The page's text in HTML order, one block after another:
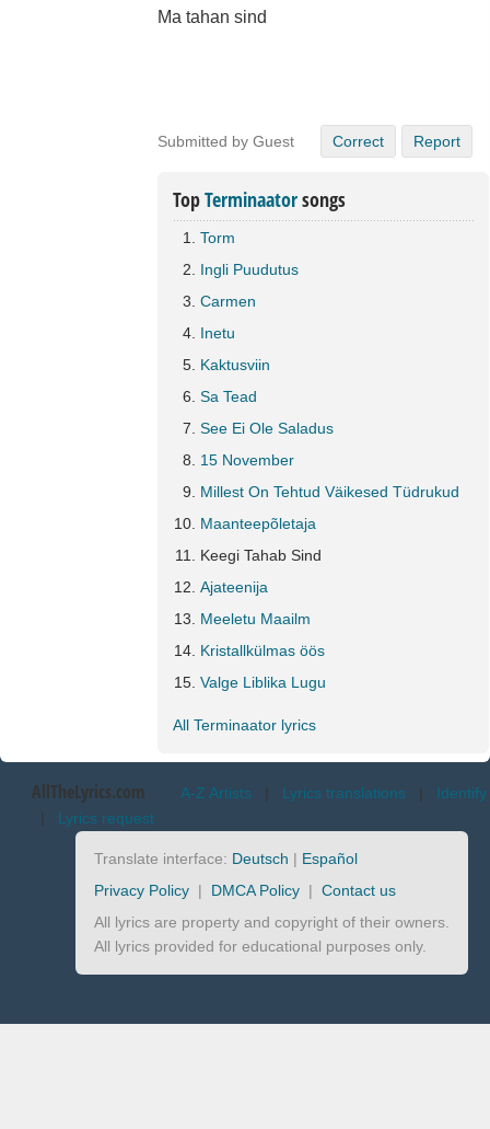
Ma tahan sind
Submitted by Guest Correct Report
TopTerminaatorsongs
Torm
Ingli Puudutus
Carmen
Inetu
Kaktusviin
Sa Tead
See Ei Ole Saladus
15 November
Millest On Tehtud Väikesed Tüdrukud
Maanteepõletaja
Keegi Tahab Sind
Ajateenija
Meeletu Maailm
Kristallkülmas öös
Valge Liblika Lugu
All Terminaator lyrics
AllTheLyrics.com A-Z Artists | Lyrics translations | Identify
| Lyrics request
Translate interface: Deutsch | Español
Privacy Policy | DMCA Policy | Contact us
All lyrics are property and copyright of their owners.
All lyrics provided for educational purposes only.